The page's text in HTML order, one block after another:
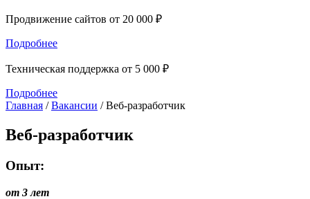
Продвижение сайтов от 20 000 ₽
Подробнее
Техническая поддержка от 5 000 ₽
Подробнее
Главная / Вакансии / Веб-разработчик
Веб-разработчик
Опыт:
от 3 лет